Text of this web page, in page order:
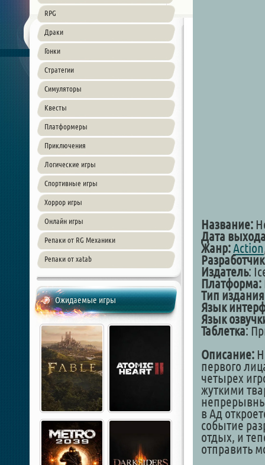
RPG
Драки
Гонки
Стратегии
Симуляторы
Квесты
Платформеры
Приключения
Логические игры
Спортивные игры
Хоррор игры
Онлайн игры
Репаки от RG Механики
Репаки от xatab
Ожидаемые игры
Название:
Дата
Жанр:Action
Издатель:
Платформа:
Тип
Язык
Язык
Таблетка:
Описание:
первого
четырех
жуткими
в Ад
событие
отдых, и
отправить